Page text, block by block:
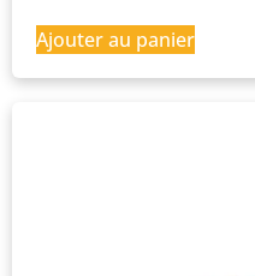
Ajouter au panier